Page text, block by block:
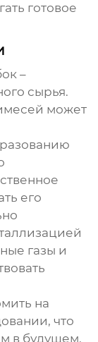
готовое
–
сырья.
может
его
газы и
на
что
в будущем.